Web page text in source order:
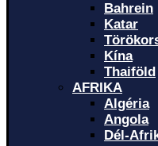
Bahrein
Katar
Kína
Thaiföld
AFRIKA
Algéria
Angola
Dél-